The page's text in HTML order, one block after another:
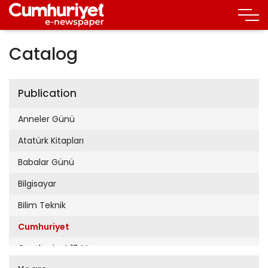
Catalog
Publication
Anneler Günü
Atatürk Kitapları
Babalar Günü
Bilgisayar
Bilim Teknik
Cumhuriyet
Cumhuriyet 19 Mayıs